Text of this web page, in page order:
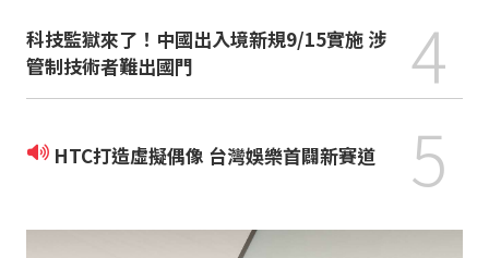
科技監獄來了！中國出入境新規9/15實施 涉
管制技術者難出國門
4
HTC打造虛擬偶像 台灣娛樂首闢新賽道 5